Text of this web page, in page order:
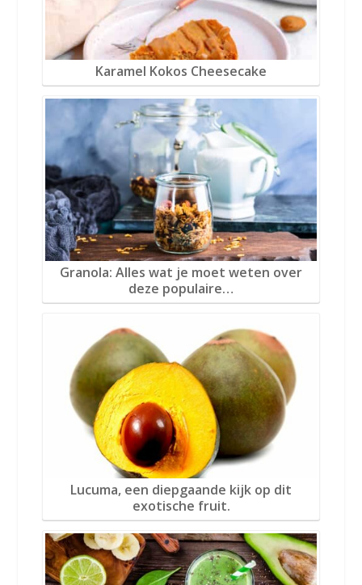
Karamel Kokos Cheesecake
Granola: Alles wat je moet weten over
deze populaire…
Lucuma, een diepgaande kijk op dit
exotische fruit.